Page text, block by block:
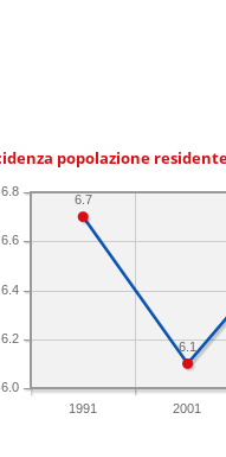
popolazione
1991 2001
6.0
6.2
6.4
6.6
6.8
6.1
6.7